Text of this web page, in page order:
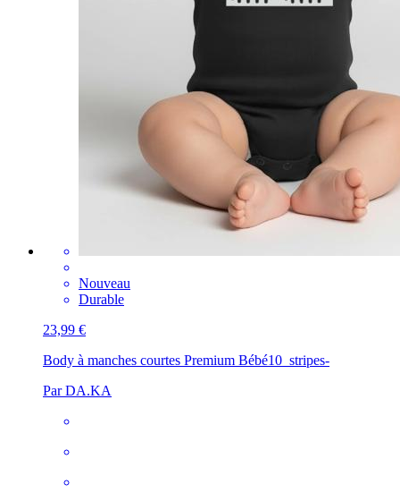
Nouveau
Durable
23,99 €
Body à manches courtes Premium Bébé10_stripes-
Par DA.KA